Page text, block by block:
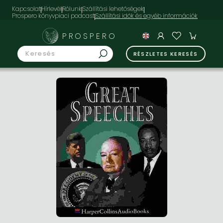
KapcsolatHírlevélRólunkSzállítási lehetőségek
Prospero könyvpiaci podcast
PROSPERO
RÉSZLETES KERESÉS